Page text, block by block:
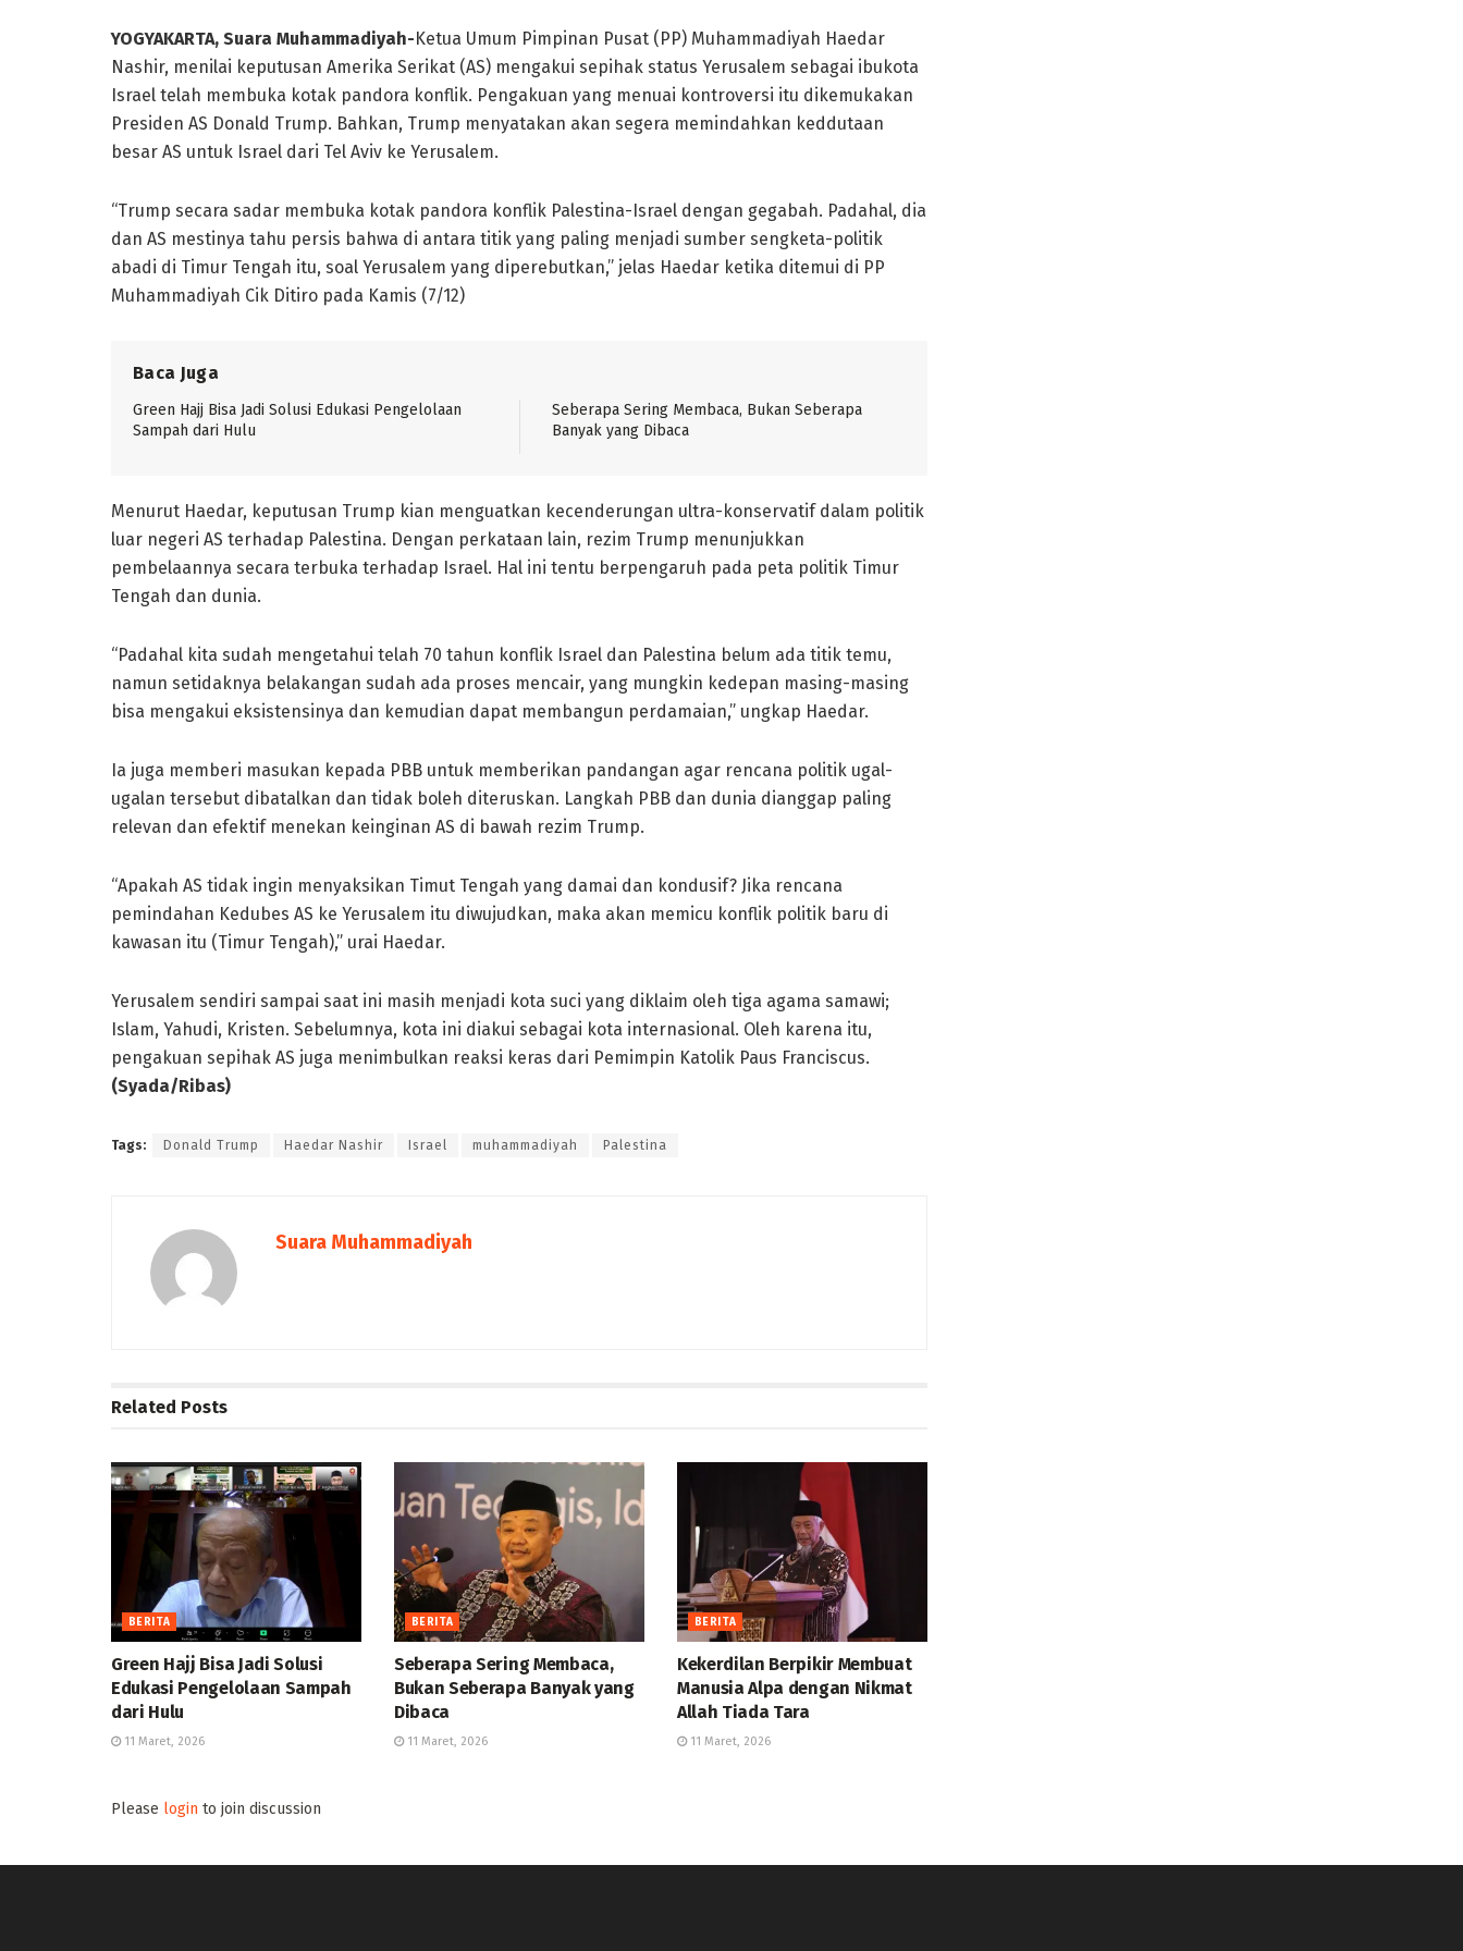
YOGYAKARTA, Suara Muhammadiyah- Ketua Umum Pimpinan Pusat (PP) Muhammadiyah Haedar
Nashir, menilai keputusan Amerika Serikat (AS) mengakui sepihak status Yerusalem sebagai ibukota
Israel telah membuka kotak pandora konflik. Pengakuan yang menuai kontroversi itu dikemukakan
Presiden AS Donald Trump. Bahkan, Trump menyatakan akan segera memindahkan keddutaan
besar AS untuk Israel dari Tel Aviv ke Yerusalem.
“Trump secara sadar membuka kotak pandora konflik Palestina-Israel dengan gegabah. Padahal, dia
dan AS mestinya tahu persis bahwa di antara titik yang paling menjadi sumber sengketa-politik
abadi di Timur Tengah itu, soal Yerusalem yang diperebutkan,” jelas Haedar ketika ditemui di PP
Muhammadiyah Cik Ditiro pada Kamis (7/12)
Baca Juga
Green Hajj Bisa Jadi Solusi Edukasi Pengelolaan
Sampah dari Hulu
Seberapa Sering Membaca, Bukan Seberapa
Banyak yang Dibaca
Menurut Haedar, keputusan Trump kian menguatkan kecenderungan ultra-konservatif dalam politik
luar negeri AS terhadap Palestina. Dengan perkataan lain, rezim Trump menunjukkan
pembelaannya secara terbuka terhadap Israel. Hal ini tentu berpengaruh pada peta politik Timur
Tengah dan dunia.
“Padahal kita sudah mengetahui telah 70 tahun konflik Israel dan Palestina belum ada titik temu,
namun setidaknya belakangan sudah ada proses mencair, yang mungkin kedepan masing-masing
bisa mengakui eksistensinya dan kemudian dapat membangun perdamaian,” ungkap Haedar.
Ia juga memberi masukan kepada PBB untuk memberikan pandangan agar rencana politik ugal-
ugalan tersebut dibatalkan dan tidak boleh diteruskan. Langkah PBB dan dunia dianggap paling
relevan dan efektif menekan keinginan AS di bawah rezim Trump.
“Apakah AS tidak ingin menyaksikan Timut Tengah yang damai dan kondusif? Jika rencana
pemindahan Kedubes AS ke Yerusalem itu diwujudkan, maka akan memicu konflik politik baru di
kawasan itu (Timur Tengah),” urai Haedar.
Yerusalem sendiri sampai saat ini masih menjadi kota suci yang diklaim oleh tiga agama samawi;
Islam, Yahudi, Kristen. Sebelumnya, kota ini diakui sebagai kota internasional. Oleh karena itu,
pengakuan sepihak AS juga menimbulkan reaksi keras dari Pemimpin Katolik Paus Franciscus.
(Syada/Ribas)
Tags: Donald Trump Haedar Nashir Israel muhammadiyah Palestina
Suara Muhammadiyah
Related Posts
BERITA
Green Hajj Bisa Jadi Solusi
Edukasi Pengelolaan Sampah
dari Hulu
11 Maret, 2026
BERITA
Seberapa Sering Membaca,
Bukan Seberapa Banyak yang
Dibaca
11 Maret, 2026
BERITA
Kekerdilan Berpikir Membuat
Manusia Alpa dengan Nikmat
Allah Tiada Tara
11 Maret, 2026
Please login to join discussion